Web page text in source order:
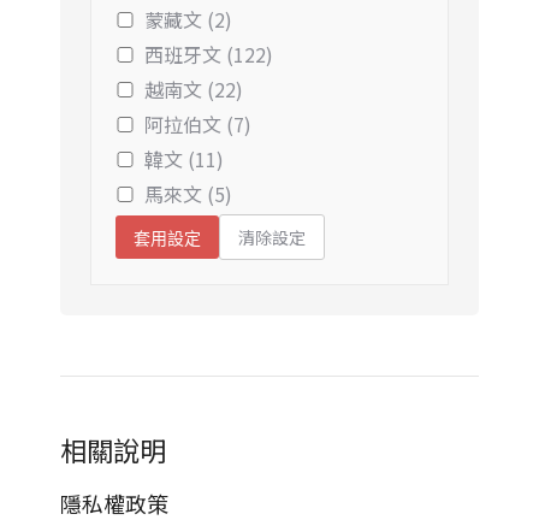
蒙藏文 (2)
西班牙文 (122)
越南文 (22)
阿拉伯文 (7)
韓文 (11)
馬來文 (5)
套用設定 清除設定
相關說明
隱私權政策